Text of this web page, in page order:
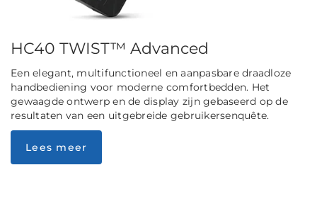
HC40 TWIST™ Advanced
Een elegant, multifunctioneel en aanpasbare draadloze
handbediening voor moderne comfortbedden. Het
gewaagde ontwerp en de display zijn gebaseerd op de
resultaten van een uitgebreide gebruikersenquête.
Lees meer